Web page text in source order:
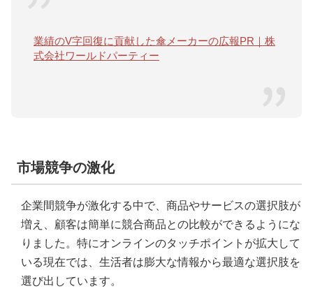
業績のV字回復に貢献した傘メーカーの広報PR｜株
式会社ワールドパーティー
市場競争の激化
企業間競争が激化する中で、商品やサービスの選択肢が
増え、顧客は簡単に競合商品との比較ができるようにな
りました。特にオンラインのタッチポイントが拡大して
いる現在では、生活者は膨大な情報から最適な選択肢を
選び出しています。